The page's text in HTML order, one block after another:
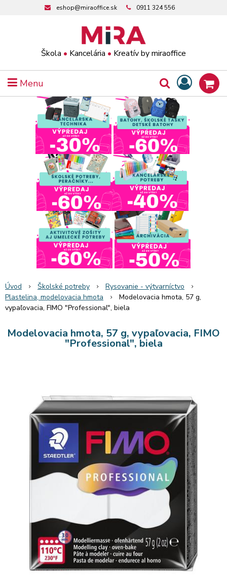
Škola • Kancelária • Kreatív by miraoffice
eshop@miraoffice.sk 0911 324 556
Menu
Úvod Školské potreby
Rysovanie - výtvarníctvo
Plastelina, modelovacia hmota
Modelovacia hmota, 57 g,
vypaľovacia, FIMO "Professional", biela
Modelovacia hmota, 57 g, vypaľovacia, FIMO
"Professional", biela